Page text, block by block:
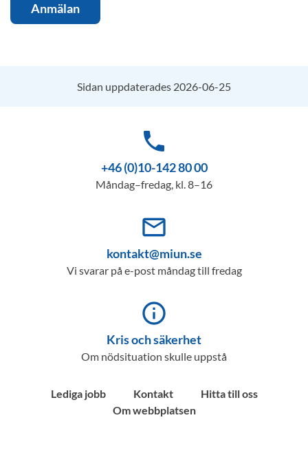
Anmälan
Sidan uppdaterades 2026-06-25
phone
+46 (0)10-142 80 00
Måndag–fredag, kl. 8–16
mail_outline
kontakt@miun.se
Vi svarar på e-post måndag till fredag
info_outline
Kris och säkerhet
Om nödsituation skulle uppstå
Lediga jobb Kontakt
Hitta till oss
Om webbplatsen